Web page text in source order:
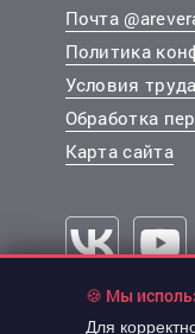
Почта
Политика
Условия труда
Обработка
Карта сайта
🍪 Мы
Для